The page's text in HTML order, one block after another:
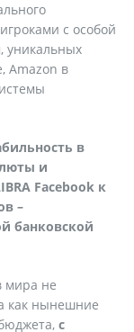
с особой
уникальных
Amazon в
в
и
Facebook к
–
банковской
мира не
как нынешние
с